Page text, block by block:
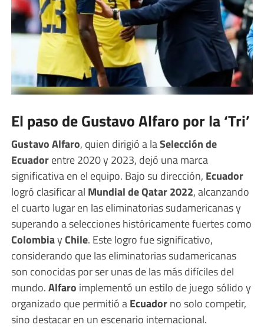
El paso de Gustavo Alfaro por la ‘Tri’
Gustavo Alfaro, quien dirigió a laSelección de
Ecuadorentre 2020 y 2023, dejó una marca
significativa en el equipo. Bajo su dirección, Ecuador
logró clasificar al Mundial de Qatar 2022, alcanzando
el cuarto lugar en las eliminatorias sudamericanas y
superando a selecciones históricamente fuertes como
ColombiayChile. Este logro fue significativo,
considerando que las eliminatorias sudamericanas
son conocidas por ser unas de las más difíciles del
mundo.Alfaro implementó un estilo de juego sólido y
organizado que permitió aEcuadorno solo competir,
sino destacar en un escenario internacional.